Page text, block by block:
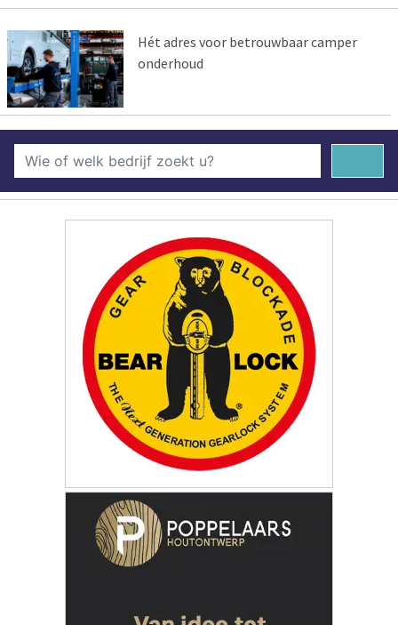
Hét adres voor betrouwbaar camper
onderhoud